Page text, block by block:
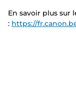
En savoir plus sur
: https://